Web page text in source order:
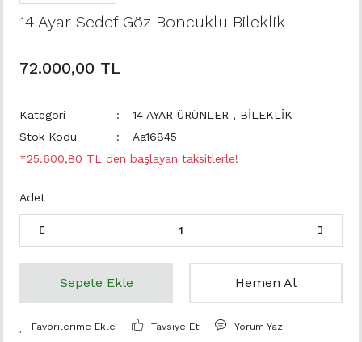
14 Ayar Sedef Göz Boncuklu Bileklik
72.000,00 TL
Kategori 14 AYAR ÜRÜNLER , BİLEKLİK
Stok Kodu
Aa16845
*25.600,80 TL den başlayan taksitlerle!
Adet
Sepete Ekle Hemen Al
Tavsiye Et Yorum Yaz